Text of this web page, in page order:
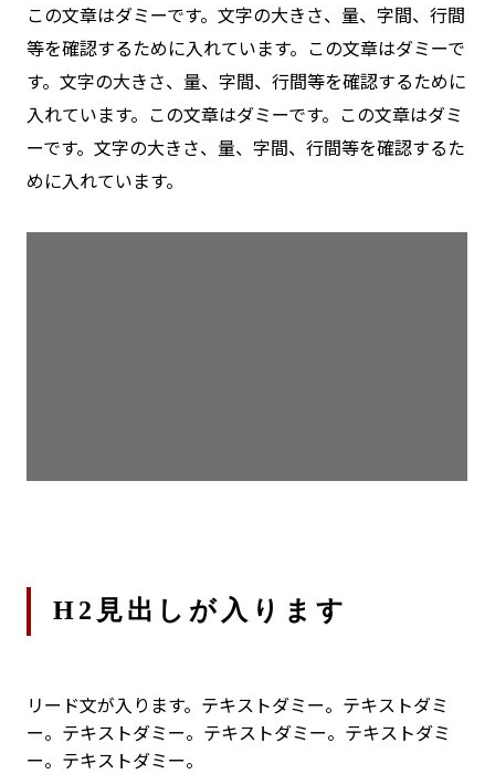
この文章はダミーです。文字の大きさ、量、字間、行間
等を確認するために入れています。この文章はダミーで
す。文字の大きさ、量、字間、行間等を確認するために
入れています。この文章はダミーです。この文章はダミ
ーです。文字の大きさ、量、字間、行間等を確認するた
めに入れています。
H2見出しが入ります
リード文が入ります。テキストダミー。テキストダミ
ー。テキストダミー。テキストダミー。テキストダミ
ー。テキストダミー。